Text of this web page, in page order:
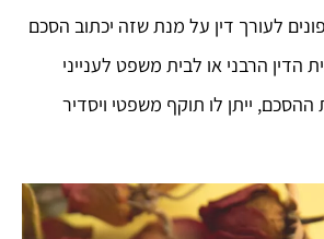
לעורך דין על מנת שזה יכתוב הסכם
הדין הרבני או לבית משפט לענייני
ייתן לו תוקף משפטי ויסדיר